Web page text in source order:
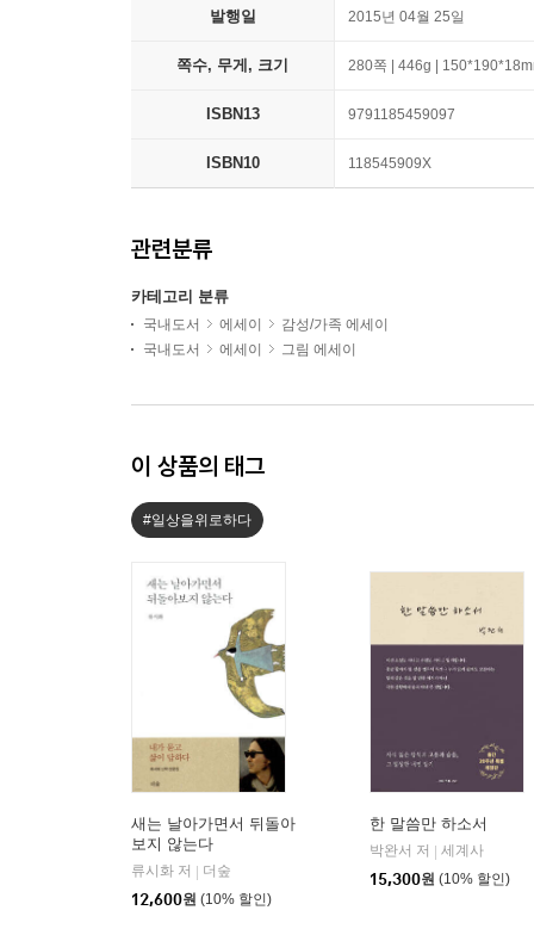
발행일 2015년 04월 25일
쪽수, 무게, 크기 280쪽 | 446g |
ISBN13 9791185459097
ISBN10 118545909X
관련분류
카테고리 분류
국내도서 에세이
감성/가족 에세이
국내도서
에세이 그림 에세이
이 상품의 태그
#일상을위로하다
새는 날아가면서 뒤돌아
보지 않는다
류시화 저
더숲
12,600원 (10% 할인)
한 말씀만 하소서
박완서 저
세계사
15,300원 (10% 할인)